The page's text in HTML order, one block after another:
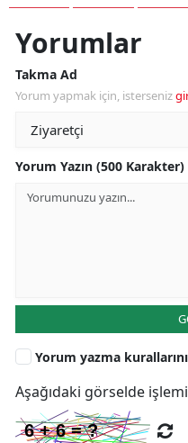
Yorumlar
Takma Ad
Yorum yapmak için, isterseniz
Yorum Yazın (500 Karakter)
Yorum yazma kurallarını
Aşağıdaki görselde